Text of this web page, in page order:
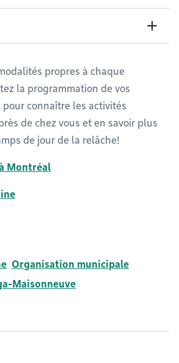
propres à chaque
la programmation de vos
connaître les activités
de chez vous et en savoir plus
de jour de la relâche!
Montréal
Organisation municipale
Maisonneuve